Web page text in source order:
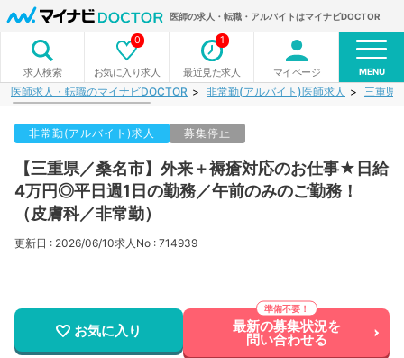
医師の求人・転職・アルバイトはマイナビDOCTOR
求人検索 お気に入り求人
0
最近見た求人
1
マイページ MENU
医師求人・転職のマイナビDOCTOR 非常勤(アルバイト)医師求人 三重県
非常勤(アルバイト)求人 募集停止
【三重県／桑名市】外来＋褥瘡対応のお仕事★日給
4万円◎平日週1日の勤務／午前のみのご勤務！
（皮膚科／非常勤）
更新日 : 2026/06/10求人No : 714939
お気に入り 最新の募集状況を
問い合わせる